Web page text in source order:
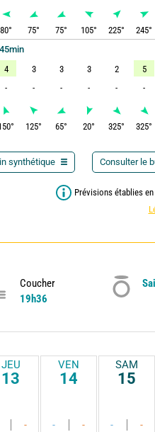
80° 75° 75° 105° 225° 245°
4 3 3 3 2 5
- - - - - -
° 125° 65° 20° 325° 325°
synthétique Consulter le
Prévisions établies
Coucher
19h36
JEU
13
-
VEN
14
- -
SAM
15
- -